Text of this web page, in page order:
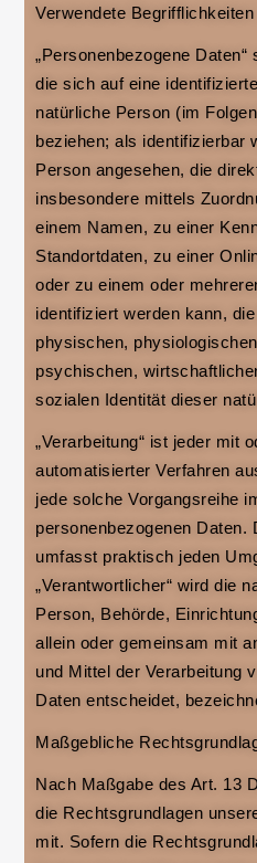
Verwendete Begrifflichkeiten
„Personenbezogene
die sich auf eine
natürliche Person (im
beziehen; als identifizierbar
Person angesehen, die
insbesondere mittels
einem Namen, zu einer
Standortdaten, zu einer
oder zu einem oder
identifiziert werden kann,
physischen,
psychischen,
sozialen Identität dieser
„Verarbeitung“ ist jeder mit
automatisierter Verfahren
jede solche Vorgangsreihe
personenbezogenen Daten.
umfasst praktisch jeden
„Verantwortlicher“ wird die
Person, Behörde,
allein oder gemeinsam mit
und Mittel der Verarbeitung
Daten entscheidet,
Maßgebliche
Nach Maßgabe des Art. 13
die Rechtsgrundlagen
mit. Sofern die